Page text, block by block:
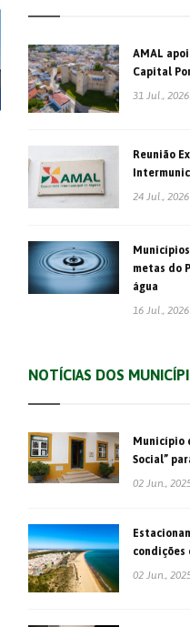
AMAL
Capital
31 Jul., 2026
Reunião
24 Jul., 2026
metas do
água
16 Jul., 2026
NOTÍCIAS DOS
Município
Social”
02 Jun.,
condições
02 Jun.,